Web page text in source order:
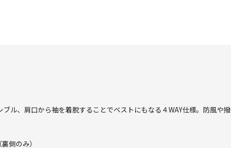
ル、肩口から袖を着脱することでベストにもなる４WAY仕様。防風や撥
側のみ）